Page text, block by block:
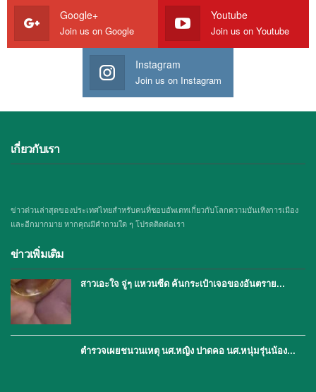
Google+
Join us on Google
Youtube
Join us on Youtube
Instagram
Join us on Instagram
เกี่ยวกับเรา
ข่าวด่วนล่าสุดของประเทศไทยสำหรับคนที่ชอบอัพเดทเกี่ยวกับโลกความบันเทิงการเมือง
และอีกมากมาย หากคุณมีคำถามใด ๆ โปรดติดต่อเรา
ข่าวเพิ่มเติม
สาวเอะใจ จู่ๆ แหวนซีด ค้นกระเป๋าเจอของอันตราย…
ตำรวจเผยชนวนเหตุ นศ.หญิง ปาดคอ นศ.หนุ่มรุ่นน้อง…